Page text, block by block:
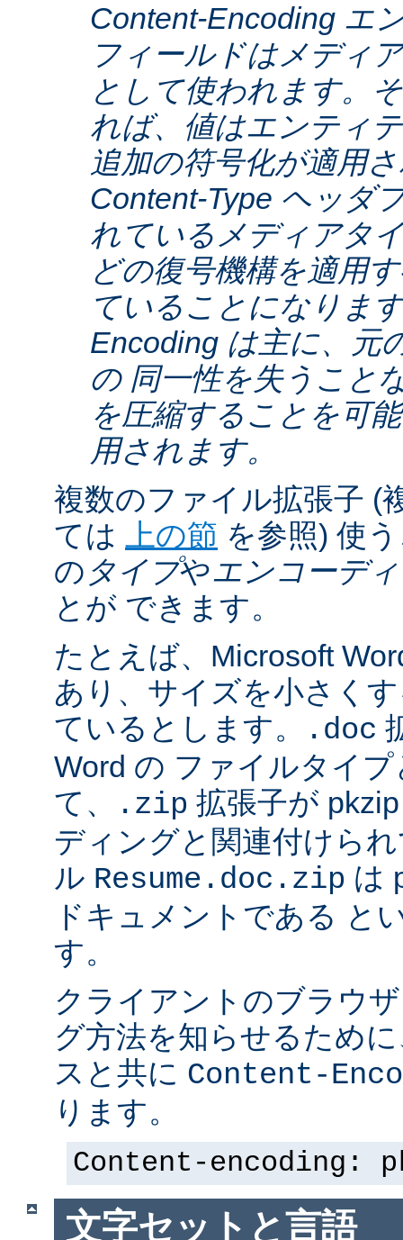
Content-Encoding エ
フィールドはメディ
として使われます。
れば、値はエンティ
追加の符号化が適用
Content-Type ヘッダ
れているメディアタ
どの復号機構を適用
ていることになりま
Encoding は主に、元
の 同一性を失うこと
を圧縮することを可
用されます。
複数のファイル拡張子 (
ては
上の節 を参照) 使
の タイプやエンコーデ
とが できます。
たとえば、Microsoft
あり、サイズを小さく
ているとします。
.doc
Word の ファイルタイ
て、
.zip 拡張子が
ディングと関連付けら
ル Resume.doc.zip は
ドキュメントである と
す。
クライアントのブラウ
グ方法を知らせるため
スと共に Content-
ります。
Content-encoding:
文字セットと言語